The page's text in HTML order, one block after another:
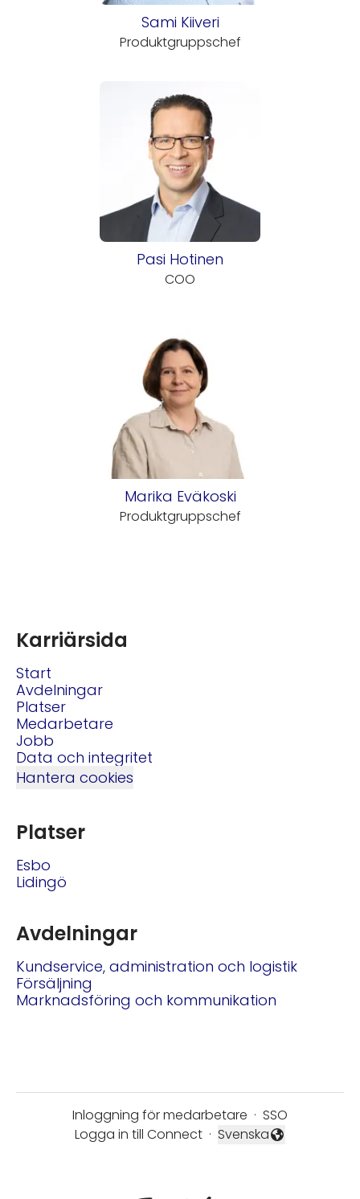
Sami Kiiveri
Produktgruppschef
Pasi Hotinen
COO
Marika Eväkoski
Produktgruppschef
Karriärsida
Start
Avdelningar
Platser
Medarbetare
Jobb
Data och integritet
Hantera cookies
Platser
Esbo
Lidingö
Avdelningar
Kundservice, administration och logistik
Försäljning
Marknadsföring och kommunikation
Inloggning för medarbetare · SSO
Logga in till Connect · Byt språk
Svenska